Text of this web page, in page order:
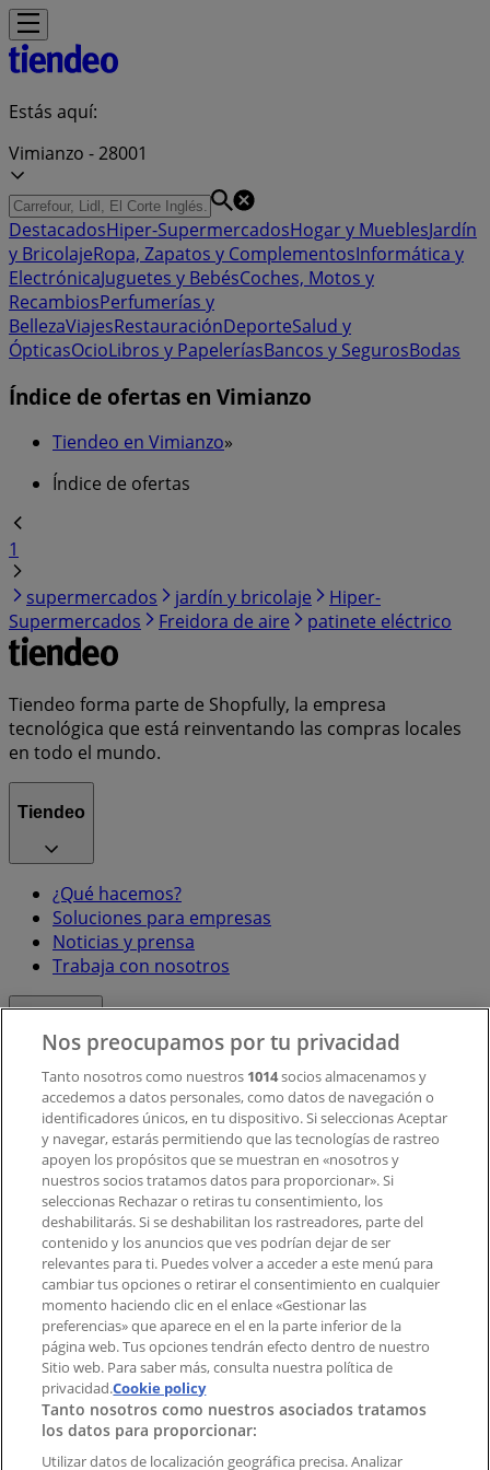
Estás aquí:
Vimianzo - 28001
DestacadosHiper-SupermercadosHogar y MueblesJardín
y BricolajeRopa, Zapatos y ComplementosInformática y
ElectrónicaJuguetes y BebésCoches, Motos y
RecambiosPerfumerías y
BellezaViajesRestauraciónDeporteSalud y
ÓpticasOcioLibros y PapeleríasBancos y SegurosBodas
Índice de ofertas en Vimianzo
Tiendeo en Vimianzo»
Índice de ofertas
1
supermercados
jardín y bricolaje
Hiper-
Supermercados
Freidora de aire patinete eléctrico
Tiendeo forma parte de Shopfully, la empresa
tecnológica que está reinventando las compras locales
en todo el mundo.
Tiendeo
¿Qué hacemos?
Soluciones para empresas
Noticias y prensa
Trabaja con nosotros
Contacto comercial y de marketing
Tienda mal colocada en el mapa
Notificar un folleto
¿Encontraste un problema en la web o en la
aplicación?
Índices
Marcas
Marcas locales
Negocios
Negocios cercanos
Productos
Productos locales
Nos preocupamos por tu privacidad
Tanto nosotros como nuestros 1014socios almacenamos y
accedemos a datos personales, como datos de navegación o
identificadores únicos, en tu dispositivo. Si seleccionas Aceptar
y navegar, estarás permitiendo que las tecnologías de rastreo
apoyen los propósitos que se muestran en «nosotros y
nuestros socios tratamos datos para proporcionar». Si
seleccionas Rechazar o retiras tu consentimiento, los
deshabilitarás. Si se deshabilitan los rastreadores, parte del
contenido y los anuncios que ves podrían dejar de ser
relevantes para ti. Puedes volver a acceder a este menú para
cambiar tus opciones o retirar el consentimiento en cualquier
momento haciendo clic en el enlace «Gestionar las
preferencias» que aparece en el en la parte inferior de la
página web. Tus opciones tendrán efecto dentro de nuestro
Sitio web. Para saber más, consulta nuestra política de
privacidad.Cookie policy
Tanto nosotros como nuestros asociados tratamos
los datos para proporcionar:
Utilizar datos de localización geográfica precisa. Analizar